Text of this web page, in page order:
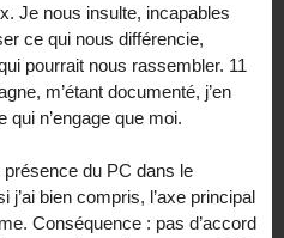
Je nous insulte, incapables
ce qui nous différencie,
pourrait nous rassembler. 11
m’étant documenté, j’en
n’engage que moi.
présence du PC dans le
j’ai bien compris, l’axe principal
Conséquence : pas d’accord